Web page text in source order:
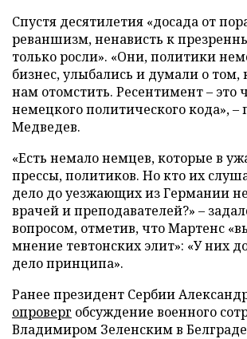
Спустя десятилетия «досада от
реваншизм, ненависть к
только росли». «Они, политики
бизнес, улыбались и думали о том,
нам отомстить. Ресентимент – это
немецкого политического кода»,
Медведев.
«Есть немало немцев, которые в
прессы, политиков. Но кто их
дело до уезжающих из Германии
врачей и преподавателей?» –
вопросом, отметив, что Мартенс
мнение тевтонских элит»: «У них
дело принципа».
Ранее президент Сербии
опроверг обсуждение военного
Владимиром Зеленским в